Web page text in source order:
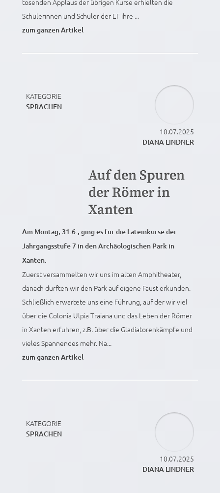
Schülerinnen und Schüler der EF ihre ...
zum ganzen Artikel
KATEGORIE
SPRACHEN
10.07.2025
DIANA LINDNER
Auf den Spuren
der Römer in
Xanten
Am Montag, 31.6., ging es für die Lateinkurse der
Jahrgangsstufe 7 in den Archäologischen Park in
Xanten.
Zuerst versammelten wir uns im alten Amphitheater,
danach durften wir den Park auf eigene Faust erkunden.
Schließlich erwartete uns eine Führung, auf der wir viel
über die Colonia Ulpia Traiana und das Leben der Römer
in Xanten erfuhren, z.B. über die Gladiatorenkämpfe und
vieles Spannendes mehr. Na...
zum ganzen Artikel
KATEGORIE
SPRACHEN
10.07.2025
DIANA LINDNER